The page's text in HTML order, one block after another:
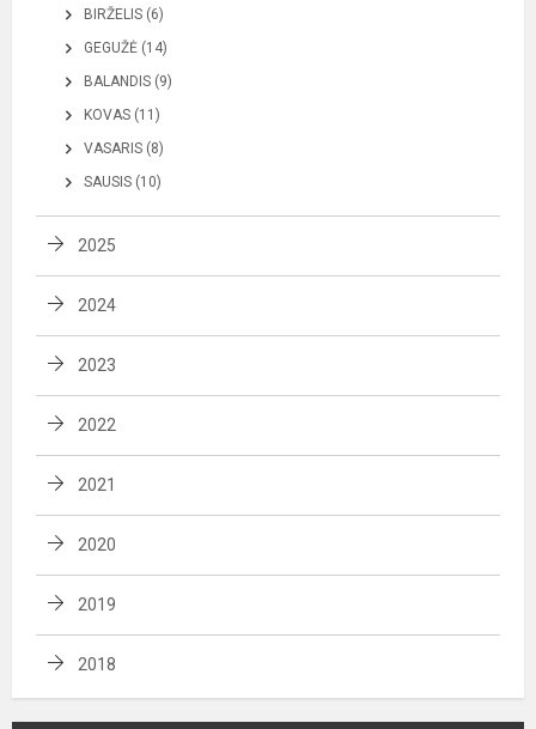
BIRŽELIS (6)
GEGUŽĖ (14)
BALANDIS (9)
KOVAS (11)
VASARIS (8)
SAUSIS (10)
2025
2024
2023
2022
2021
2020
2019
2018